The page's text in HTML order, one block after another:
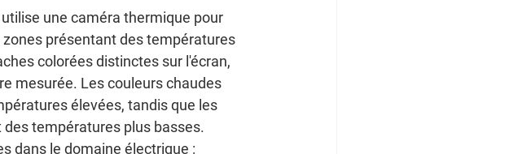
une caméra thermique pour
présentant des températures
colorées distinctes sur l'écran,
mesurée. Les couleurs chaudes
élevées, tandis que les
températures plus basses.
dans le domaine électrique :